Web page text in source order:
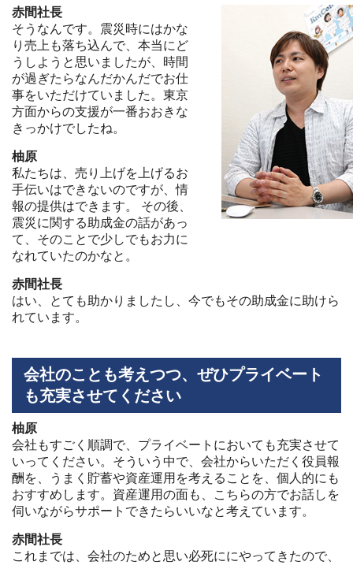
赤間社長
そうなんです。震災時にはかな
り売上も落ち込んで、本当にど
うしようと思いましたが、時間
が過ぎたらなんだかんだでお仕
事をいただけていました。東京
方面からの支援が一番おおきな
きっかけでしたね。
柚原
私たちは、売り上げを上げるお
手伝いはできないのですが、情
報の提供はできます。 その後、
震災に関する助成金の話があっ
て、そのことで少しでもお力に
なれていたのかなと。
赤間社長
はい、とても助かりましたし、今でもその助成金に助けら
れています。
会社のことも考えつつ、ぜひプライベート
も充実させてください
柚原
会社もすごく順調で、プライベートにおいても充実させて
いってください。そういう中で、会社からいただく役員報
酬を、うまく貯蓄や資産運用を考えることを、個人的にも
おすすめします。資産運用の面も、こちらの方でお話しを
伺いながらサポートできたらいいなと考えています。
赤間社長
これまでは、会社のためと思い必死ににやってきたので、